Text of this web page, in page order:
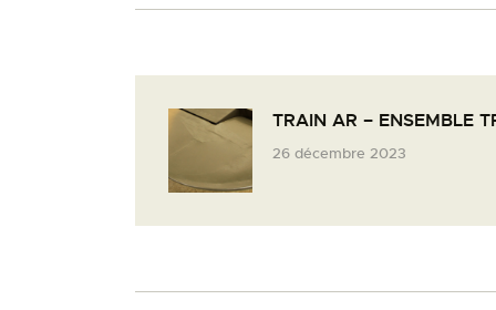
TRAIN AR – ENSEMBLE
26 décembre 2023